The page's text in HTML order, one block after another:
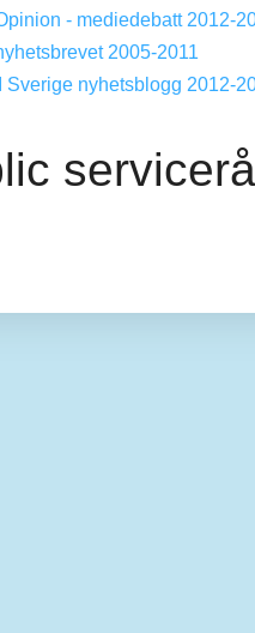
- mediedebatt 2012-
2005-2011
Sverige nyhetsblogg 2012-